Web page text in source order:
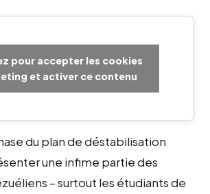
pour accepter les cookies
et activer ce contenu
du plan de déstabilisation
une infime partie des
– surtout les étudiants de